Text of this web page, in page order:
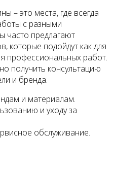
– это места, где всегда
с разными
часто предлагают
которые подойдут как для
профессиональных работ.
получить консультацию
и бренда.
и материалам.
и уходу за
обслуживание.